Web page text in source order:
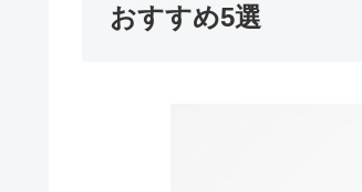
おすすめ5選